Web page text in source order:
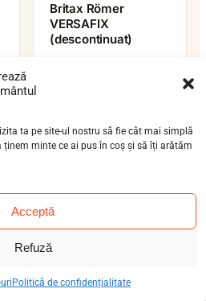
ta pe site-ul nostru să fie cât mai simplă
ținem minte ce ai pus în coș și să îți arătăm
Acceptă
Refuză
Politică de confidențialitate
Britax Römer
VERSAFIX
(descontinuat)
ISOFIX / centură / isofix-
top-tether